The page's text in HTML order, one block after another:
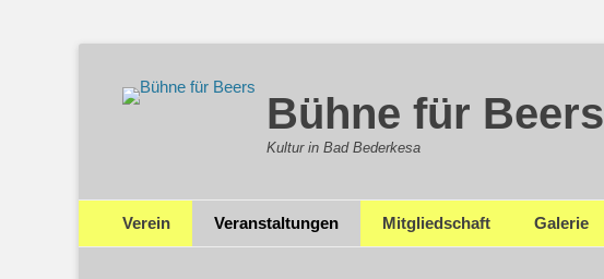
Bühne für Beers
Kultur in Bad Bederkesa
Primäres Menü
Inhalt
Verein Veranstaltungen Mitgliedschaft Galerie